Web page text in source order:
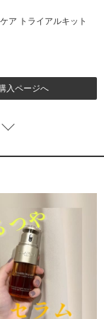
ア トライアルキット
入ページへ